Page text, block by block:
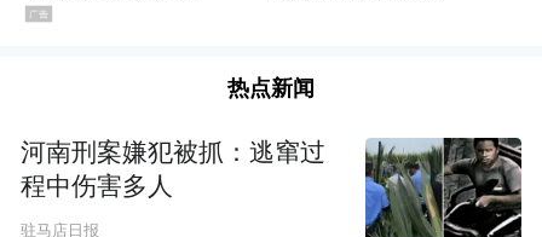
安全微改造、设施微配套等500余个微民生项
剑光街道为解决停车难，干部凌晨逐路摸排
“无家可归”车辆，为新建停车场布点提供精
准依据。“凌晨摸排法”不仅摸清了需求，更
热点新闻
河南刑案嫌犯被抓：逃窜过
程中伤害多人
驻马店日报